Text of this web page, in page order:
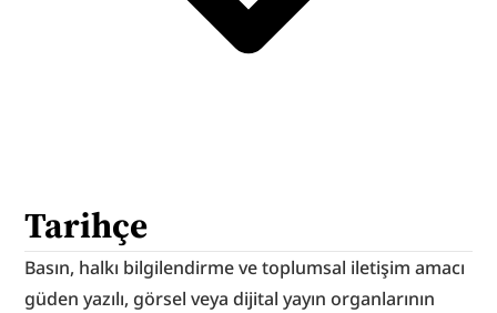
Tarihçe
Basın, halkı bilgilendirme ve toplumsal iletişim amacı
güden yazılı, görsel veya dijital yayın organlarının